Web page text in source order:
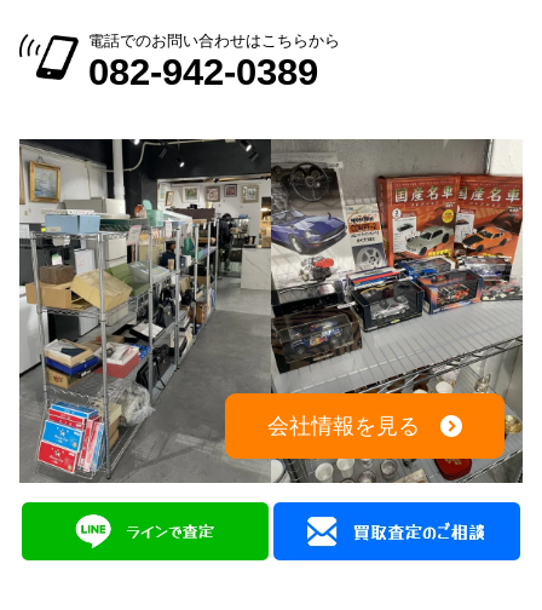
電話でのお問い合わせはこちらから
082-942-0389
会社情報を見る